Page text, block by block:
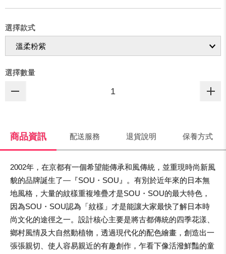
選擇款式
選擇數量
商品資訊 配送服務 退貨說明 保養方式
2002年，在京都有一個希望能傳承和風傳統，並重現時尚新風
貌的品牌誕生了—『SOU・SOU』。有別於近年來的日本無
地風格，大量的紋樣重複堆疊才是SOU・SOU的最大特色，
因為SOU・SOU認為「紋樣」才是能讓大家最快了解日本時
尚文化的途徑之一。設計核心主要是將古都傳統的四季花漾、
鄉村風情及大自然動植物，透過現代化的配色繪畫，創造出一
張張親切、使人容易親近的有趣創作，乍看下像活潑鮮豔的童